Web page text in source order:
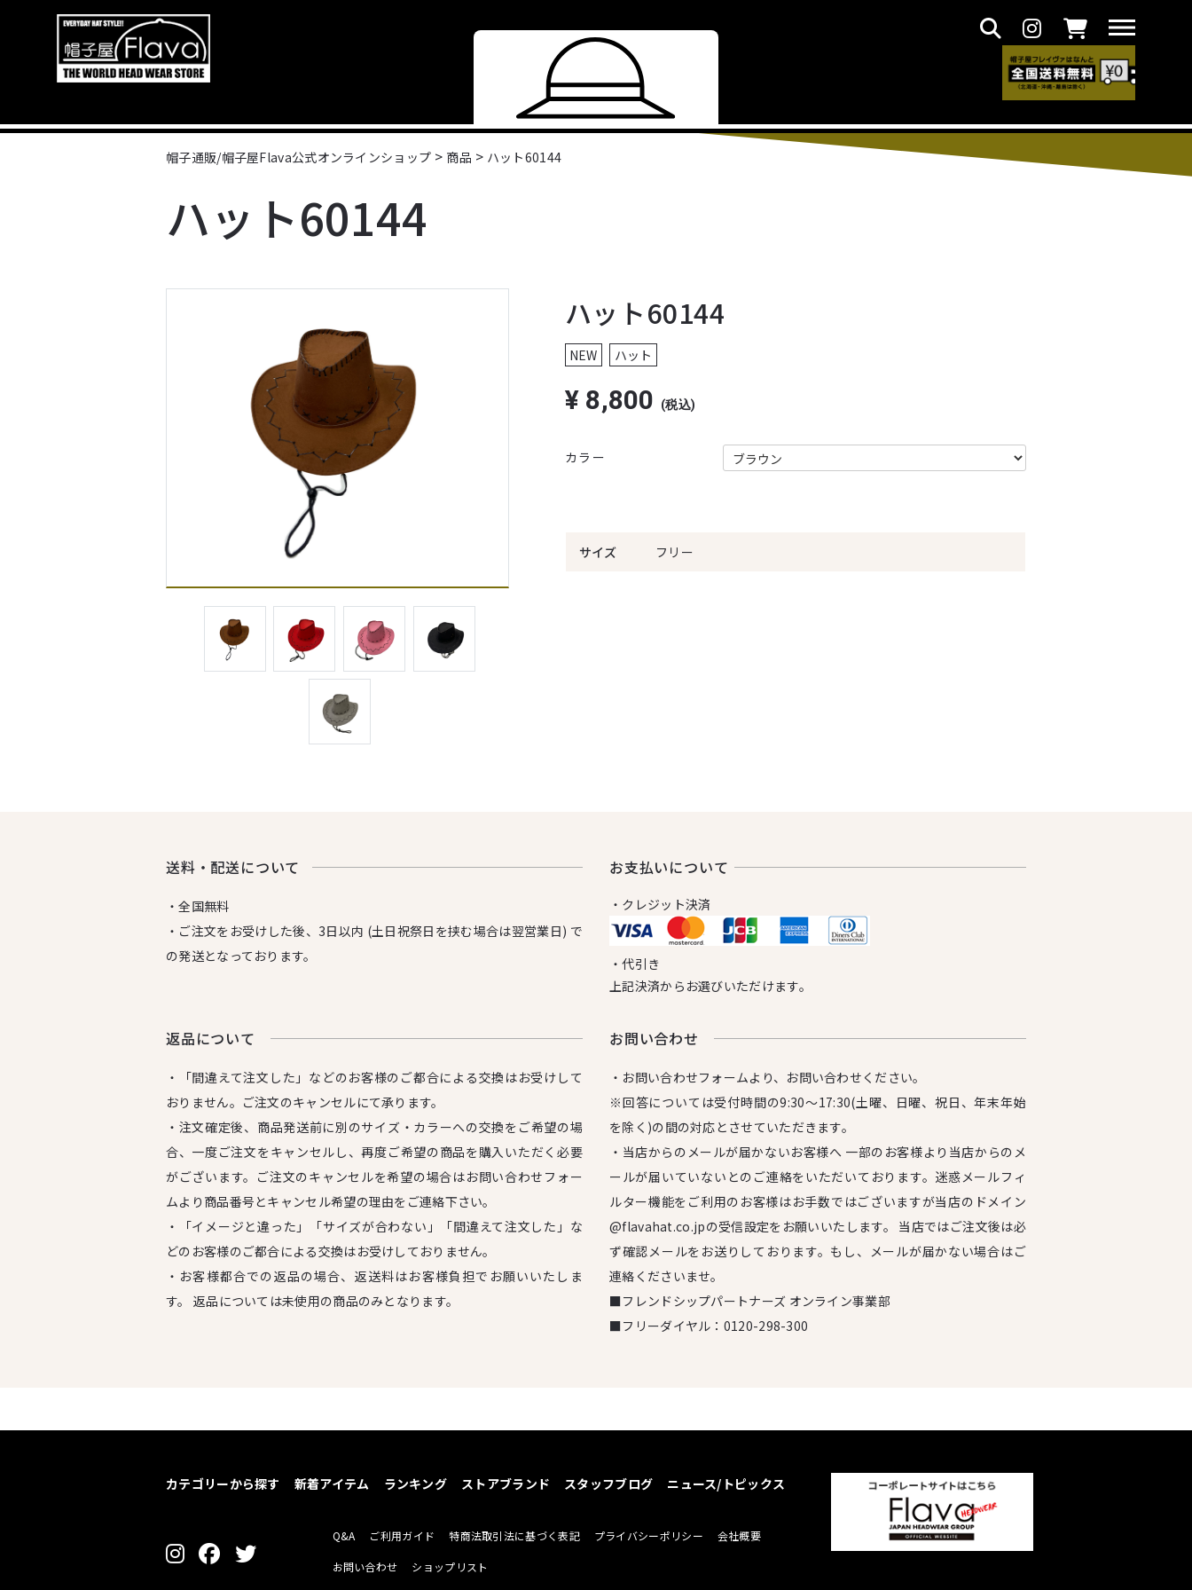
帽子通販/帽子屋Flava公式オンラインショップ > 商品 > ハット60144
ハット60144
ハット60144
NEW ハット
¥8,800 (税込)
カラー
サイズ フリー
送料・配送について
・全国無料
・ご注文をお受けした後、3日以内 (土日祝祭日を挟む場合は翌営業日) で
の発送となっております。
お⽀払いについて
・クレジット決済
・代引き
上記決済からお選びいただけます。
返品について
・「間違えて注文した」などのお客様のご都合による交換はお受けして
おりません。ご注文のキャンセルにて承ります。
・注文確定後、商品発送前に別のサイズ・カラーへの交換をご希望の場
合、一度ご注文をキャンセルし、再度ご希望の商品を購入いただく必要
がございます。ご注文のキャンセルを希望の場合はお問い合わせフォー
ムより商品番号とキャンセル希望の理由をご連絡下さい。
・「イメージと違った」「サイズが合わない」「間違えて注文した」な
どのお客様のご都合による交換はお受けしておりません。
・お客様都合での返品の場合、返送料はお客様負担でお願いいたしま
す。 返品については未使用の商品のみとなります。
お問い合わせ
・お問い合わせフォームより、お問い合わせください。
※回答については受付時間の9:30～17:30(土曜、日曜、祝日、年末年始
を除く)の間の対応とさせていただきます。
・当店からのメールが届かないお客様へ 一部のお客様より当店からのメ
ールが届いていないとのご連絡をいただいております。迷惑メールフィ
ルター機能をご利用のお客様はお手数ではございますが当店のドメイン
@flavahat.co.jpの受信設定をお願いいたします。 当店ではご注文後は必
ず確認メールをお送りしております。もし、メールが届かない場合はご
連絡くださいませ。
■フレンドシップパートナーズ オンライン事業部
■フリーダイヤル： 0120-298-300
カテゴリーから探す 新着アイテム ランキング ストアブランド スタッフブログ ニュース/トピックス
Q&A ご利用ガイド 特商法取引法に基づく表記 プライバシーポリシー 会社概要
お問い合わせ ショップリスト